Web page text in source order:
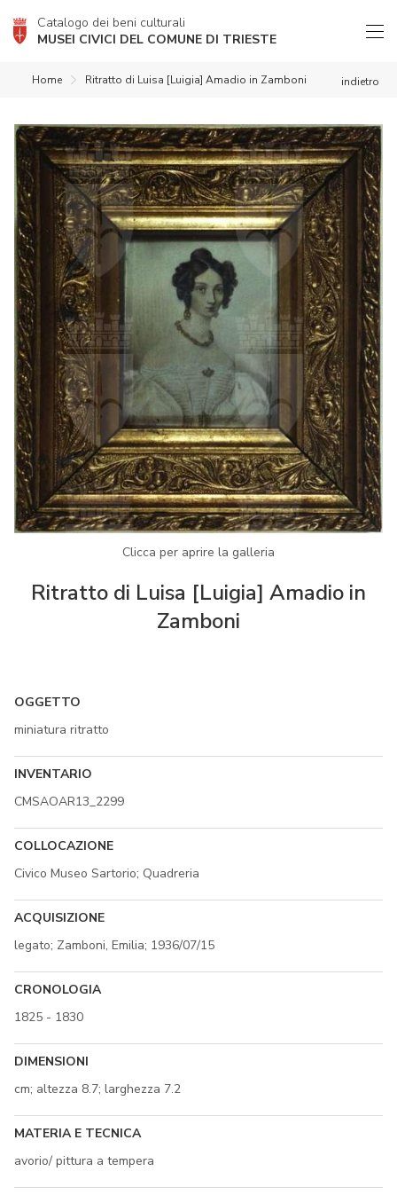
Catalogo dei beni culturali
MUSEI CIVICI DEL COMUNE DI TRIESTE
indietro
Home Ritratto di Luisa [Luigia] Amadio in Zamboni
Clicca per aprire la galleria
Ritratto di Luisa [Luigia] Amadio in
Zamboni
OGGETTO
miniatura ritratto
INVENTARIO
CMSAOAR13_2299
COLLOCAZIONE
Civico Museo Sartorio; Quadreria
ACQUISIZIONE
legato; Zamboni, Emilia; 1936/07/15
CRONOLOGIA
1825 - 1830
DIMENSIONI
cm; altezza 8.7; larghezza 7.2
MATERIA E TECNICA
avorio/ pittura a tempera